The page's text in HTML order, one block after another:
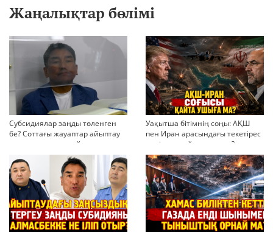
Жаңалықтар бөлімі
Субсидиялар заңды төленген
бе? Соттағы жауаптар айыптау
тұжырымдарын қайта қарауға
негіз бола ала ма?
Уақытша бітімнің соңы: АҚШ
пен Иран арасындағы текетірес
неліктен қайта ушықты?